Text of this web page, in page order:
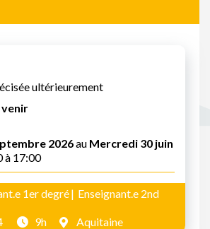
ultérieurement
2026au Mercredi 30 juin
à 17:00
1er degré
Enseignant.e 2nd
9h Aquitaine